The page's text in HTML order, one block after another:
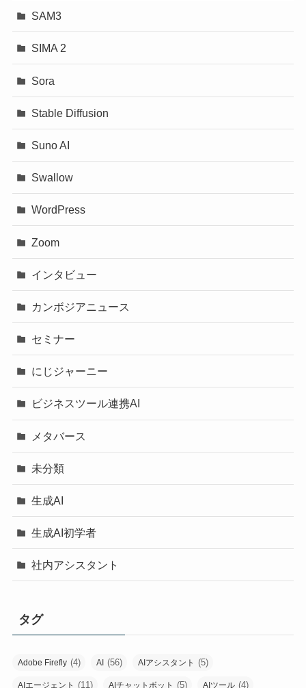
SAM3
SIMA 2
Sora
Stable Diffusion
Suno AI
Swallow
WordPress
Zoom
インタビュー
カンボジアニュース
セミナー
にじジャーニー
ビジネスツール連携AI
メタバース
未分類
生成AI
生成AI初学者
社内アシスタント
タグ
Adobe Firefly (4) AI (56) AIアシスタント (5)
AIエージェント (11) AIチャットボット (5) AIツール (4)